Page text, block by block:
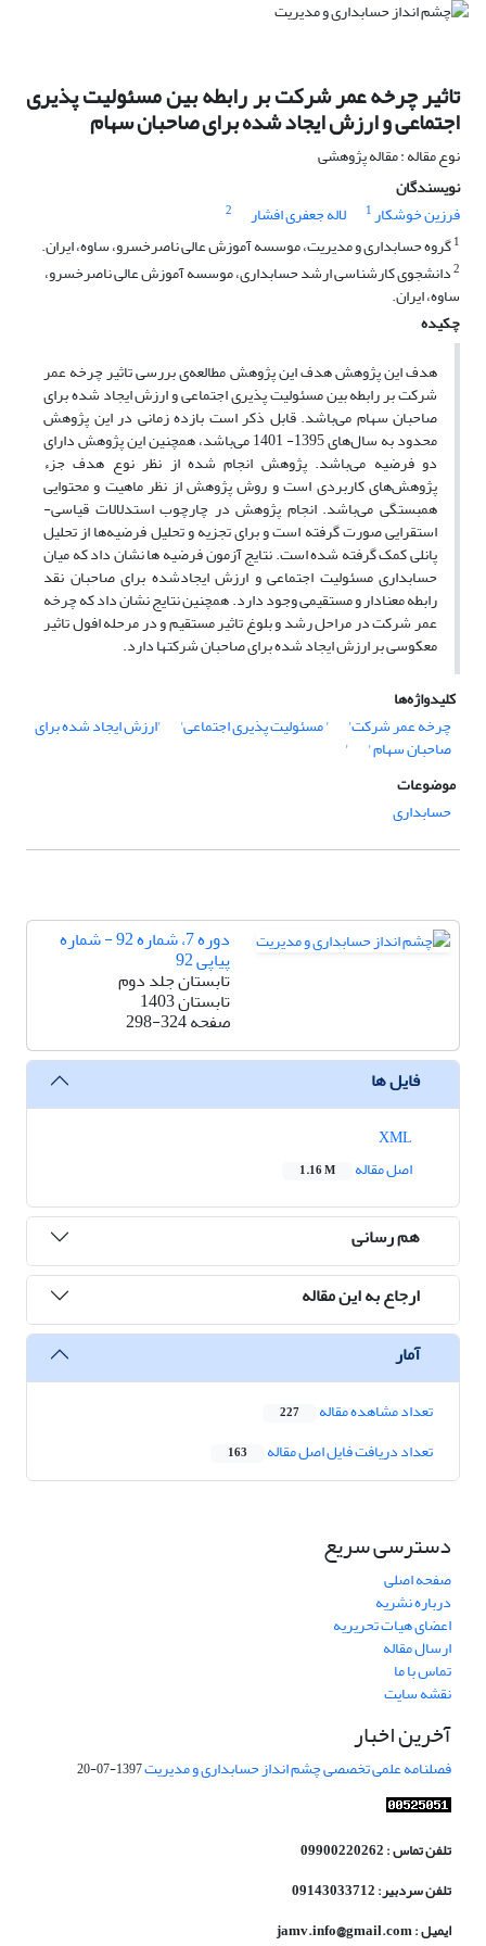
تاثیر چرخه عمر شرکت بر رابطه بین مسئولیت پذیری
اجتماعی و ارزش ایجاد شده برای صاحبان سهام
نوع مقاله : مقاله پژوهشی
نویسندگان
فرزین خوشکار1 لاله جعفری افشار
2
1گروه حسابداری و مدیریت، موسسه آموزش عالی ناصرخسرو، ساوه، ایران.
2دانشجوی کارشناسی ارشد حسابداری، موسسه آموزش عالی ناصرخسرو،
ساوه، ایران.
چکیده
هدف این پژوهش هدف این پژوهش مطالعه‌ی بررسی تاثیر چرخه عمر
شرکت بر رابطه بین مسئولیت پذیری اجتماعی و ارزش ایجاد شده برای
صاحبان سهام می‌باشد. قابل ذکر است بازده زمانی در این پژوهش
محدود به سال‌های 1395- 1401 می‌باشد، همچنین این پژوهش دارای
دو فرضیه می‌باشد. پژوهش انجام شده از نظر نوع هدف جزء
پژوهش‌های کاربردی است و روش پژوهش از نظر ماهیت و محتوایی
همبستگی می‌باشد. انجام پژوهش در چارچوب استدلالات قیاسی-
استقرایی صورت گرفته است و برای تجزیه و تحلیل فرضیه‌ها از تحلیل
پانلی کمک گرفته شده است. نتایج آزمون فرضیه ها نشان داد که میان
حسابداری مسئولیت اجتماعی و ارزش ایجادشده برای صاحبان نقد
رابطه معنادار و مستقیمی وجود دارد. همچنین نتایج نشان داد که چرخه
عمر شرکت در مراحل رشد و بلوغ تاثیر مستقیم و در مرحله افول تاثیر
معکوسی بر ارزش ایجاد شده برای صاحبان شرکتها دارد.
کلیدواژه‌ها
چرخه عمر شرکت'
' مسئولیت پذیری اجتماعی' 'ارزش ایجاد شده برای
صاحبان سهام '
'
موضوعات
حسابداری
دوره 7، شماره 92 - شماره
پیاپی 92
تابستان جلد دوم
تابستان 1403
صفحه298-324
فایل ها
اصل مقاله
1.16 M
هم رسانی
ارجاع به این مقاله
آمار
تعداد مشاهده مقاله 227
تعداد دریافت فایل اصل مقاله 163
دسترسی سریع
صفحه اصلی
درباره نشریه
اعضای هیات تحریریه
ارسال مقاله
تماس با ما
نقشه سایت
آخرین اخبار
فصلنامه علمی تخصصی چشم انداز حسابداری و مدیریت1397-07-20
تلفن تماس : 09900220262
تلفن سردبیر: 09143033712
ایمیل : jamv.info@gmail.com